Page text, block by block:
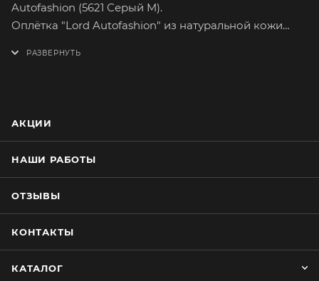
Autofashion (5621 Серый M).
Оплётка "Lord Autofashion" из натуральной кожи
вариантов расцветок. На долгое время сохранит
Оплетка плотно облегает руль, повторяя его
наклеив специальную прокладку из эластичной
каждом наборе с оплёткой идёт шёлковая нить для
прокладка.
АКЦИИ
НАШИ РАБОТЫ
ОТЗЫВЫ
КОНТАКТЫ
КАТАЛОГ